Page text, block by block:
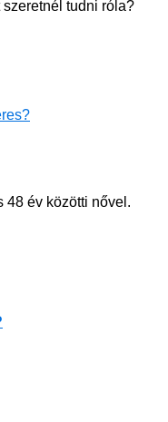
tudni róla?
48 év közötti nővel.